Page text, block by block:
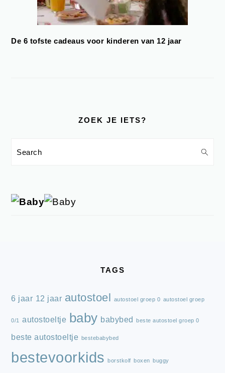
De 6 tofste cadeaus voor kinderen van 12 jaar
ZOEK JE IETS?
Search
TAGS
6 jaar 12 jaar autostoel autostoel groep 0 autostoel groep
0/1 autostoeltje baby babybed beste autostoel groep 0
beste autostoeltje bestebabybed
bestevoorkids borstkolf boxen buggy